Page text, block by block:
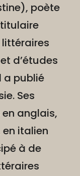
poète
titulaire
littéraires
d’études
a publié
Ses
anglais,
italien
à de